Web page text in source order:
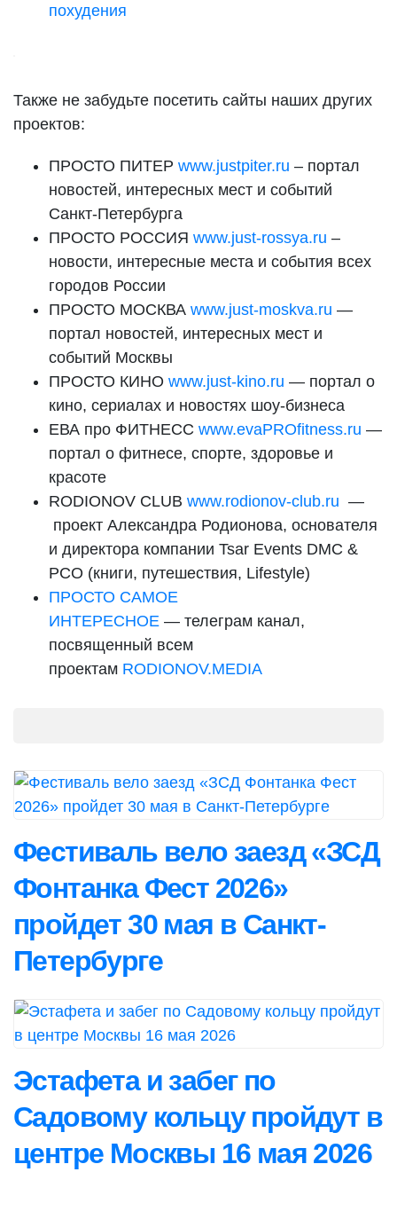
похудения
Также не забудьте посетить сайты наших других
проектов:
ПРОСТО ПИТЕР www.justpiter.ru – портал
новостей, интересных мест и событий
Санкт-Петербурга
ПРОСТО РОССИЯ www.just-rossya.ru –
новости, интересные места и события всех
городов России
ПРОСТО МОСКВА www.just-moskva.ru —
портал новостей, интересных мест и
событий Москвы
ПРОСТО КИНО www.just-kino.ru — портал о
кино, сериалах и новостях шоу-бизнеса
ЕВА про ФИТНЕСС www.evaPROfitness.ru —
портал о фитнесе, спорте, здоровье и
красоте
RODIONOV CLUB www.rodionov-club.ru —
проект Александра Родионова, основателя
и директора компании Tsar Events DMC &
PCO (книги, путешествия, Lifestyle)
ПРОСТО САМОЕ
ИНТЕРЕСНОЕ — телеграм канал,
посвященный всем
проектам RODIONOV.MEDIA
Фестиваль вело заезд «ЗСД
Фонтанка Фест 2026»
пройдет 30 мая в Санкт-
Петербурге
Эстафета и забег по
Садовому кольцу пройдут в
центре Москвы 16 мая 2026